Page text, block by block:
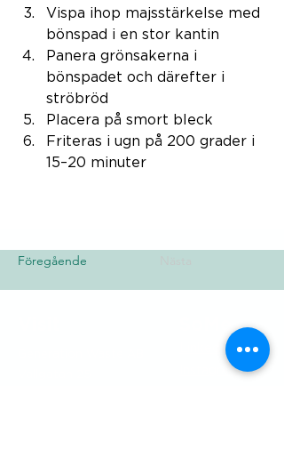
Vispa ihop majsstärkelse med
bönspad i en stor kantin
Panera grönsakerna i
bönspadet och därefter i
ströbröd
Placera på smort bleck
Friteras i ugn på 200 grader i
15–20 minuter
Föregående
LinkedIn
Instagram